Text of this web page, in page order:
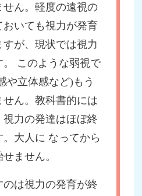
ん。軽度の遠視の
いても視力が発育
が、現状では視力
このような弱視で
や立体感など)もう
せん。教科書的には
力の発達はほぼ終
大人に なってから
ません。
のは視力の発育が終